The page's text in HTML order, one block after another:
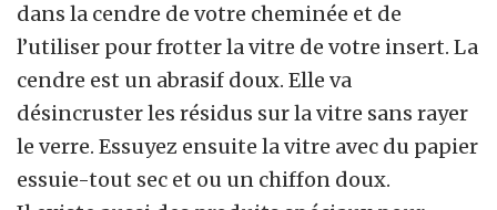
dans la cendre de votre cheminée et de
l’utiliser pour frotter la vitre de votre insert. La
cendre est un abrasif doux. Elle va
désincruster les résidus sur la vitre sans rayer
le verre. Essuyez ensuite la vitre avec du papier
essuie-tout sec et ou un chiffon doux.